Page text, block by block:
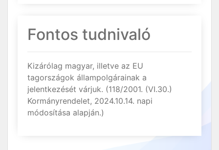
Fontos tudnivaló
Kizárólag magyar, illetve az EU
tagországok állampolgárainak a
jelentkezését várjuk. (118/2001. (VI.30.)
Kormányrendelet, 2024.10.14. napi
módosítása alapján.)